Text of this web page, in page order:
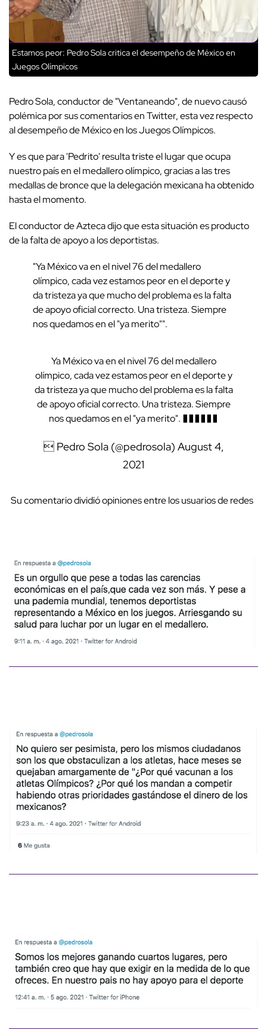
Estamos peor: Pedro Sola critica el desempeño de México en
Juegos Olímpicos
Pedro Sola, conductor de "Ventaneando", de nuevo causó
polémica por sus comentarios en Twitter, esta vez respecto
al desempeño de México en los Juegos Olímpicos.
Y es que para 'Pedrito' resulta triste el lugar que ocupa
nuestro país en el medallero olímpico, gracias a las tres
medallas de bronce que la delegación mexicana ha obtenido
hasta el momento.
El conductor de Azteca dijo que esta situación es producto
de la falta de apoyo a los deportistas.
"Ya México va en el nivel 76 del medallero
olímpico, cada vez estamos peor en el deporte y
da tristeza ya que mucho del problema es la falta
de apoyo oficial correcto. Una tristeza. Siempre
nos quedamos en el "ya merito"".
Ya México va en el nivel 76 del medallero
olímpico, cada vez estamos peor en el deporte y
da tristeza ya que mucho del problema es la falta
de apoyo oficial correcto. Una tristeza. Siempre
nos quedamos en el "ya merito". ������
 Pedro Sola (@pedrosola) August 4,
2021
Su comentario dividió opiniones entre los usuarios de redes